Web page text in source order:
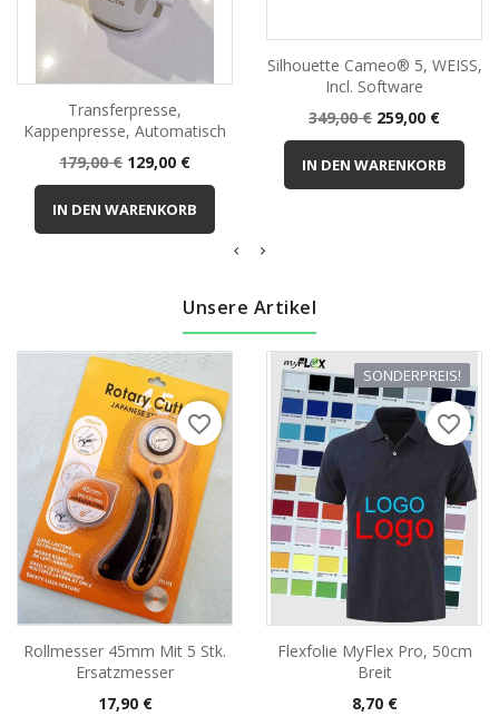
Transferpresse,
Kappenpresse, Automatisch
Normalpreis
179,00 € Preis
129,00 €
IN DEN WARENKORB
Silhouette Cameo® 5, WEISS,
Incl. Software
Normalpreis
349,00 € Preis
259,00 €
IN DEN WARENKORB
Unsere Artikel
Rollmesser 45mm Mit 5 Stk.
Ersatzmesser
Preis
17,90 €
favorite_border
SONDERPREIS!
Flexfolie MyFlex Pro, 50cm
Breit
Preis
8,70 €
favorite_border